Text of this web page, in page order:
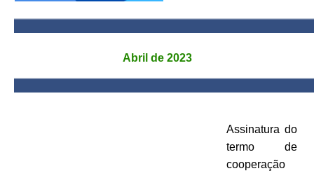
Abril de 2023
Assinatura do
termo de
cooperação